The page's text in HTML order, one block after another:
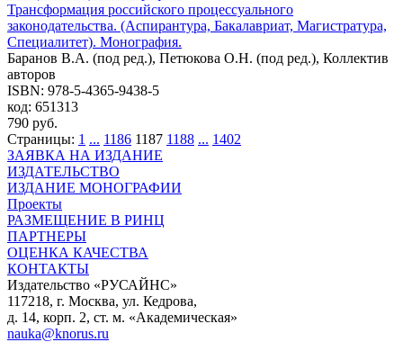
Трансформация российского процессуального
законодательства. (Аспирантура, Бакалавриат, Магистратура,
Специалитет). Монография.
Баранов В.А. (под ред.), Петюкова О.Н. (под ред.), Коллектив
авторов
ISBN: 978-5-4365-9438-5
код: 651313
790 руб.
Страницы: 1 ... 1186 1187 1188 ... 1402
ЗАЯВКА НА ИЗДАНИЕ
ИЗДАТЕЛЬСТВО
ИЗДАНИЕ МОНОГРАФИИ
Проекты
РАЗМЕЩЕНИЕ В РИНЦ
ПАРТНЕРЫ
ОЦЕНКА КАЧЕСТВА
КОНТАКТЫ
Издательство «РУСАЙНС»
117218, г. Москва, ул. Кедрова,
д. 14, корп. 2, ст. м. «Академическая»
nauka@knorus.ru